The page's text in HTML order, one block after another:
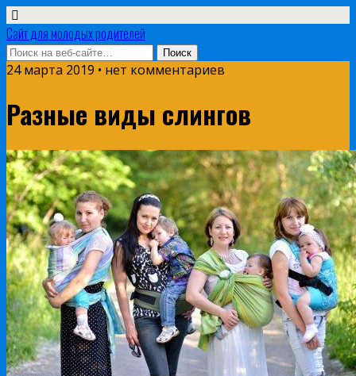
Сайт для молодых родителей
24 марта 2019 • нет комментариев
Разные виды слингов